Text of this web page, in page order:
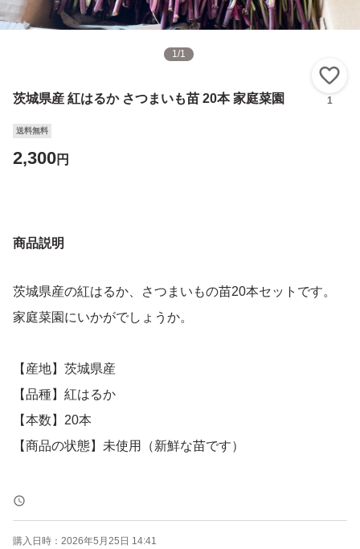
1/1
茨城県産 紅はるか さつまいも苗 20本 家庭菜園 1
送料無料
2,300円
商品説明
茨城県産の紅はるか、さつまいもの苗20本セットです。
家庭菜園にいかがでしょうか。
【産地】茨城県産
【品種】紅はるか
【本数】20本
【商品の状態】未使用（新鮮な苗です）
よろしくお願いいたします。
購入日時： 2026年5月25日 14:41